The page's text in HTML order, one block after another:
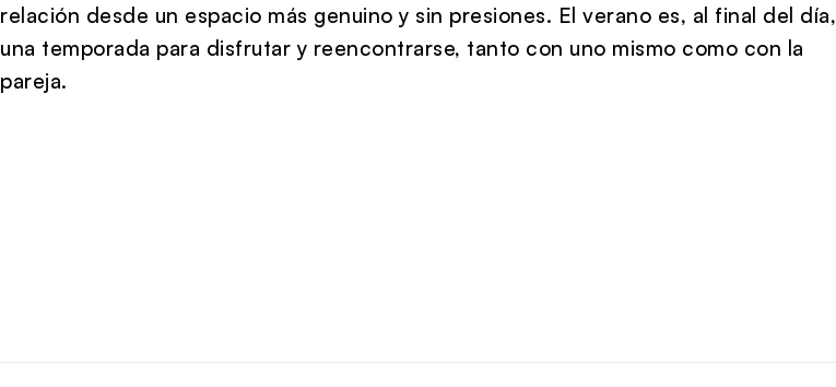
relación desde un espacio más genuino y sin presiones. El verano es, al final del día,
una temporada para disfrutar y reencontrarse, tanto con uno mismo como con la
pareja.